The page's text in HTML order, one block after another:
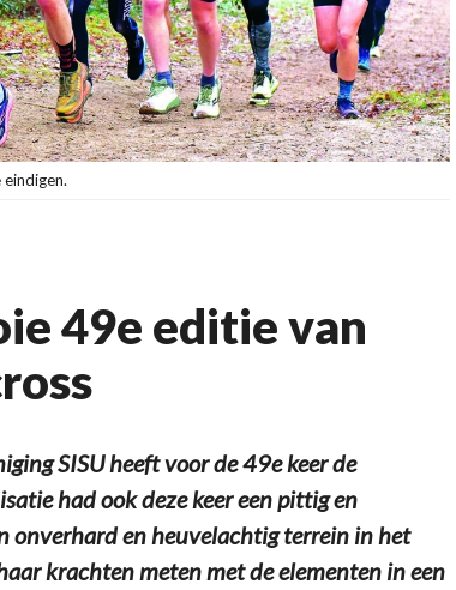
49e editie van
SISU heeft voor de 49e keer de
had ook deze keer een pittig en
onverhard en heuvelachtig terrein in het
krachten meten met de elementen in een